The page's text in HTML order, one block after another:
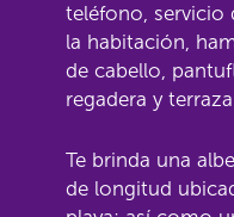
teléfono, servicio
la habitación,
de cabello,
regadera y
Te brinda una
de longitud